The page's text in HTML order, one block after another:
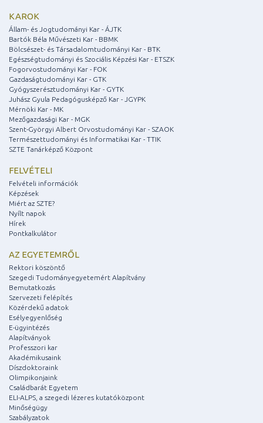
KAROK
Állam- és Jogtudományi Kar - ÁJTK
Bartók Béla Művészeti Kar - BBMK
Bölcsészet- és Társadalomtudományi Kar - BTK
Egészségtudományi és Szociális Képzési Kar - ETSZK
Fogorvostudományi Kar - FOK
Gazdaságtudományi Kar - GTK
Gyógyszerésztudományi Kar - GYTK
Juhász Gyula Pedagógusképző Kar - JGYPK
Mérnöki Kar - MK
Mezőgazdasági Kar - MGK
Szent-Györgyi Albert Orvostudományi Kar - SZAOK
Természettudományi és Informatikai Kar - TTIK
SZTE Tanárképző Központ
FELVÉTELI
Felvételi információk
Képzések
Miért az SZTE?
Nyílt napok
Hírek
Pontkalkulátor
AZ EGYETEMRŐL
Rektori köszöntő
Szegedi Tudományegyetemért Alapítvány
Bemutatkozás
Szervezeti felépítés
Közérdekű adatok
Esélyegyenlőség
E-ügyintézés
Alapítványok
Professzori kar
Akadémikusaink
Díszdoktoraink
Olimpikonjaink
Családbarát Egyetem
ELI-ALPS, a szegedi lézeres kutatóközpont
Minőségügy
Szabályzatok